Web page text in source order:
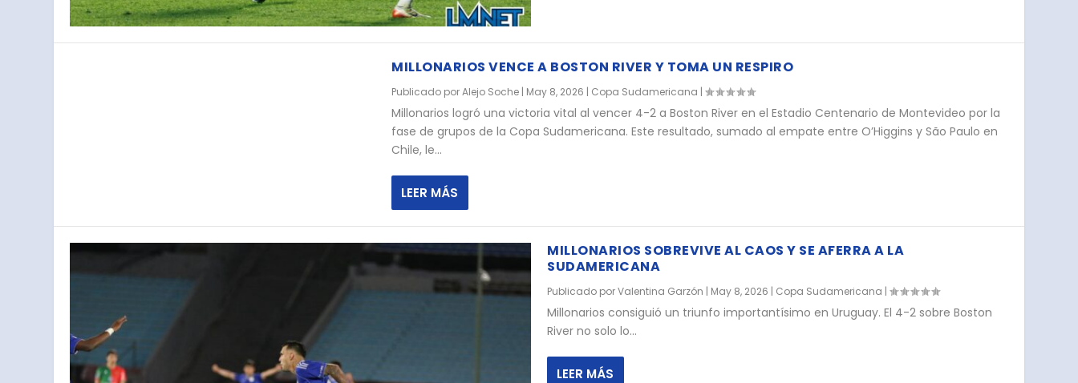
MILLONARIOS VENCE A BOSTON RIVER Y TOMA UN RESPIRO
Publicado porAlejo Soche | May 8, 2026 | Copa Sudamericana |
Millonarios logró una victoria vital al vencer 4-2 a Boston River en el Estadio Centenario de Montevideo por la
fase de grupos de la Copa Sudamericana. Este resultado, sumado al empate entre O’Higgins y São Paulo en
Chile, le...
LEER MÁS
MILLONARIOS SOBREVIVE AL CAOS Y SE AFERRA A LA
SUDAMERICANA
Publicado porValentina Garzón | May 8, 2026 | Copa Sudamericana |
Millonarios consiguió un triunfo importantísimo en Uruguay. El 4-2 sobre Boston
River no solo lo...
LEER MÁS